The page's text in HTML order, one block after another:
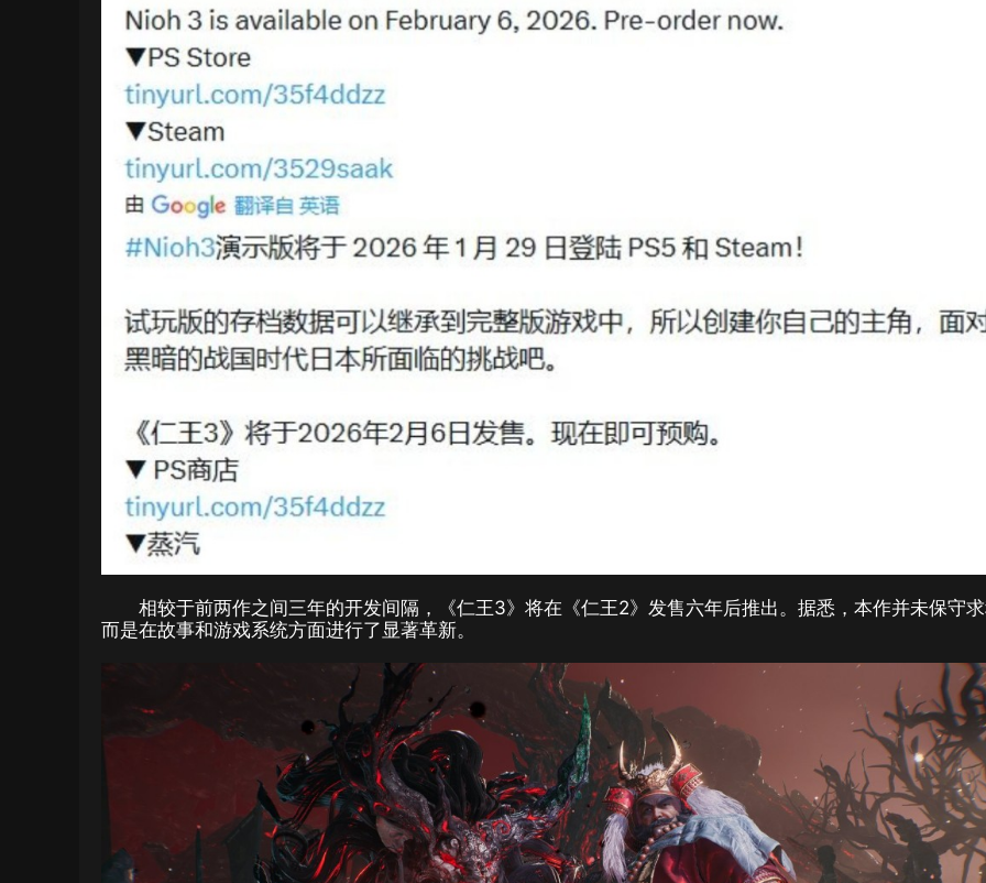
相较于前两作之间三年的开发间隔，《仁王3》将在《仁王2》发售六年后推出。据悉，本作并未保守
而是在故事和游戏系统方面进行了显著革新。